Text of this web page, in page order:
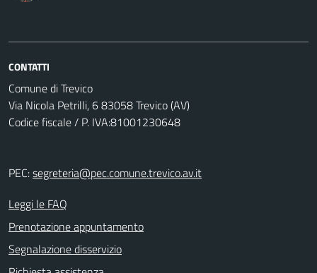
CONTATTI
Comune di Trevico
Via Nicola Petrilli, 6 83058 Trevico (AV)
Codice fiscale / P. IVA:81001230648
PEC:segreteria@pec.comune.trevico.av.it
Leggi le FAQ
Prenotazione appuntamento
Segnalazione disservizio